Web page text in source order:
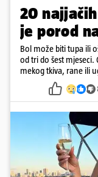
20
je porod
Bol može biti tupa ili
od tri do šest
mekog tkiva, rane ili
šest mjeseci